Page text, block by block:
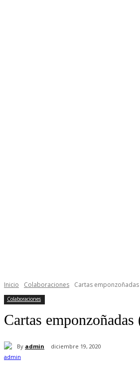
Inicio Colaboraciones Cartas emponzoñadas
Colaboraciones
Cartas
By admin diciembre 19, 2020